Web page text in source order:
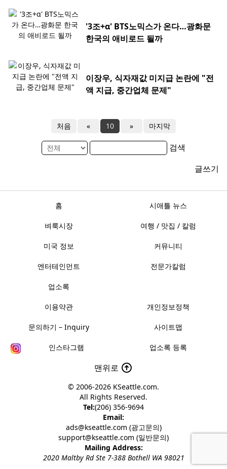
'3조+α' BTS노믹스가 온다…광화문
한국의 애비로드 될까
이장우, 식자재값 미지급 논란에 "전
액 지급, 중간업체 문제"
처음 « 10 » 마지막
검색
글쓰기
홈 시애틀 뉴스
벼룩시장 여행 / 맛집 / 칼럼
미국 정보 커뮤니티
엔터테인먼트 전문가칼럼
업소록
이용약관 개인정보정책
문의하기 – Inquiry 사이트맵
인스타그램 업소록 등록
맨위로
© 2006-2026 KSeattle.com.
All Rights Reserved.
Tel:(206) 356-9694
Email:
ads@kseattle.com (광고문의)
support@kseattle.com (일반문의)
Mailing Address:
2020 Maltby Rd Ste 7-388 Bothell WA 98021